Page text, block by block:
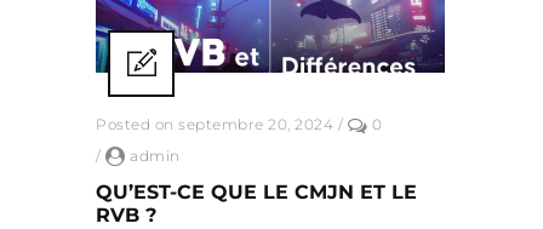
Posted on septembre 20, 2024 /
0
/
admin
QU’EST-CE QUE LE CMJN ET LE
RVB ?